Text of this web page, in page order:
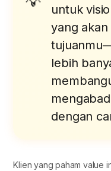
untuk
yang
lebih
dengan
Klien yang paham value